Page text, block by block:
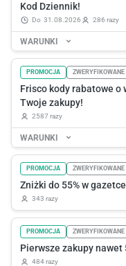
Kod Dziennik!
do 31.08.2026 286 razy
WARUNKI
PROMOCJA
Frisco kody rabatowe o
Twoje zakupy!
2587 razy
WARUNKI
PROMOCJA
Zniżki do 55% w
343 razy
PROMOCJA
Pierwsze zakupy nawet
484 razy